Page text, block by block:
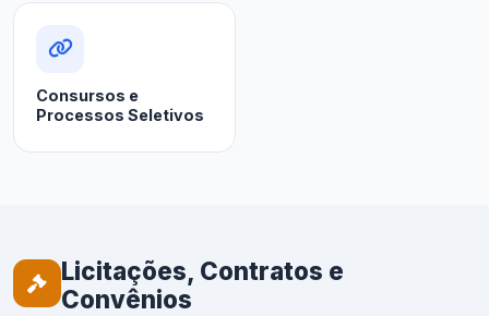
Consursos e
Processos Seletivos
Licitações, Contratos e
Convênios